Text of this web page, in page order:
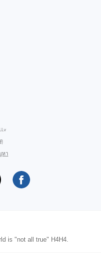
หา
is "not all true" H4H4.